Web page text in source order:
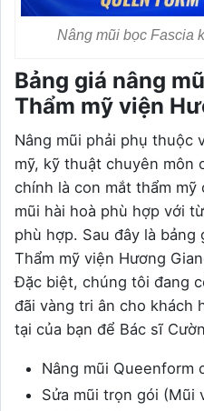
Nâng mũi bọc Fascia
Bảng giá nâng
Thẩm mỹ viện
Nâng mũi phải phụ thuộc
mỹ, kỹ thuật chuyên môn
chính là con mắt thẩm mỹ
mũi hài hoà phù hợp với
phù hợp. Sau đây là bảng
Thẩm mỹ viện Hương
Đặc biệt, chúng tôi đang
đãi vàng tri ân cho khách
tại của bạn để Bác sĩ
Nâng mũi Queenform
Sửa mũi trọn gói (Mũi